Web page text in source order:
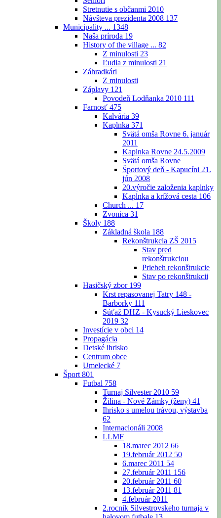
Stretnutie s občanmi 2010
Návšteva prezidenta 2008 137
Municipality ... 1348
Naša príroda 19
History of the village ... 82
Z minulosti 23
Ľudia z minulosti 21
Záhradkári
Z minulosti
Záplavy 121
Povodeň Lodňanka 2010 111
Farnosť 475
Kalvária 39
Kaplnka 371
Svätá omša Rovne 6. január
2011
Kaplnka Rovne 24.5.2009
Svätá omša Rovne
Športový deň - Kapucíni 21.
jún 2008
20.výročie založenia kaplnky
Kaplnka a krížová cesta 106
Church ... 17
Zvonica 31
Školy 188
Základná škola 188
Rekonštrukcia ZŠ 2015
Stav pred
rekonštrukciou
Priebeh rekonštrukcie
Stav po rekonštrukcii
Hasičský zbor 199
Krst repasovanej Tatry 148 -
Barborky 111
Súťaž DHZ - Kysucký Lieskovec
2019 32
Investície v obci 14
Propagácia
Detské ihrisko
Centrum obce
Umelecké 7
Šport 801
Futbal 758
Turnaj Silvester 2010 59
Žilina - Nové Zámky (ženy) 41
Ihrisko s umelou trávou, výstavba
62
Internacionáli 2008
LLMF
18.marec 2012 66
19.február 2012 50
6.marec 2011 54
27.február 2011 156
20.február 2011 60
13.február 2011 81
4.február 2011
2.rocnik Silvestrovskeho turnaja v